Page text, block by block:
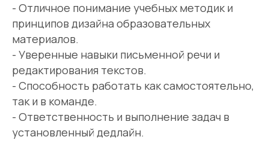
- Отличное понимание учебных методик и
принципов дизайна образовательных
материалов.
- Уверенные навыки письменной речи и
редактирования текстов.
- Способность работать как самостоятельно,
так и в команде.
- Ответственность и выполнение задач в
установленный дедлайн.